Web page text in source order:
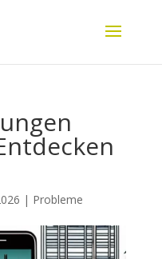
| Probleme